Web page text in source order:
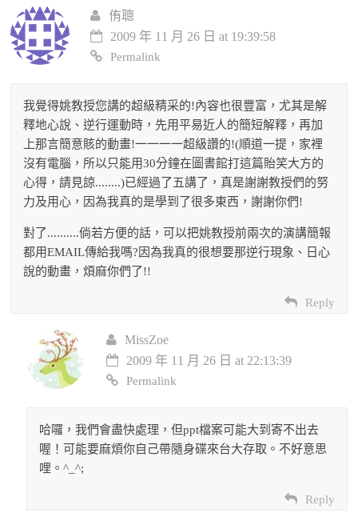
侑聰
2009 年 11 月 26 日 at 19:39:58
Permalink
我覺得姚教授您講的超級精采的!內容也很豐富，尤其是解
釋地心說、逆行運動時，先用平易近人的簡短解釋，再加
上那言簡意賅的動畫!一一一一超級讚的!(順道一提，家裡
沒有電腦，所以只能用30分鐘在圖書館打這篇貽笑大方的
心得，請見諒........)已經過了五講了，真是謝謝教授們的努
力及用心，因為我真的是學到了很多東西，謝謝你們!
對了..........倘若方便的話，可以把姚教授前兩次的演講簡報
都用EMAIL傳給我嗎?因為我真的很想要那逆行現象、日心
說的動畫，煩麻你們了!!
Reply
MissZoe
2009 年 11 月 26 日 at 22:13:39
Permalink
哈囉，我們會盡快處理，但ppt檔案可能大到寄不出去
喔！可能要麻煩你自己帶隨身碟來台大存取。不好意思
哩。^_^;
Reply